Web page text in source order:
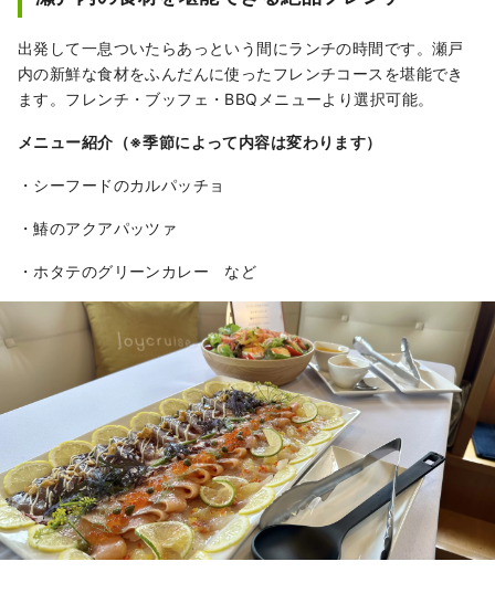
出発して一息ついたらあっという間にランチの時間です。瀬戸
内の新鮮な食材をふんだんに使ったフレンチコースを堪能でき
ます。フレンチ・ブッフェ・BBQメニューより選択可能。
メニュー紹介（※季節によって内容は変わります）
・シーフードのカルパッチョ
・鰆のアクアパッツァ
・ホタテのグリーンカレー など